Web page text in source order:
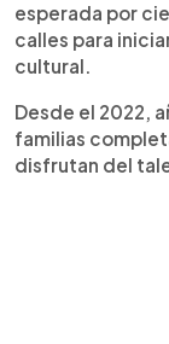
esperada por
calles para
cultural.
Desde el 2022,
familias
disfrutan del